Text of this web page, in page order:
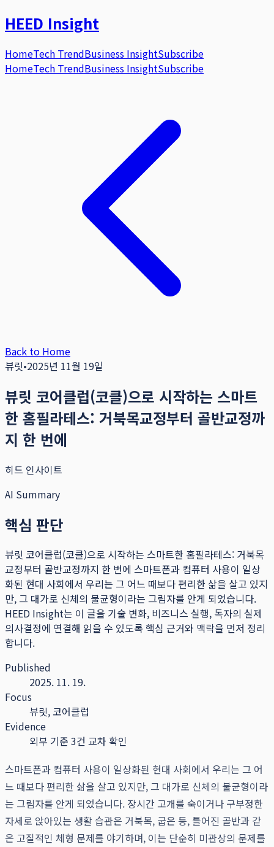
HEED Insight
HomeTech TrendBusiness InsightSubscribe
HomeTech TrendBusiness InsightSubscribe
Back to Home
뷰릿•2025년 11월 19일
뷰릿 코어클럽(코클)으로 시작하는 스마트
한 홈필라테스: 거북목교정부터 골반교정까
지 한 번에
히드 인사이트
AI Summary
핵심 판단
뷰릿 코어클럽(코클)으로 시작하는 스마트한 홈필라테스: 거북목
교정부터 골반교정까지 한 번에 스마트폰과 컴퓨터 사용이 일상
화된 현대 사회에서 우리는 그 어느 때보다 편리한 삶을 살고 있지
만, 그 대가로 신체의 불균형이라는 그림자를 안게 되었습니다.
HEED Insight는 이 글을 기술 변화, 비즈니스 실행, 독자의 실제
의사결정에 연결해 읽을 수 있도록 핵심 근거와 맥락을 먼저 정리
합니다.
Published
2025. 11. 19.
Focus
뷰릿, 코어클럽
Evidence
외부 기준 3건 교차 확인
스마트폰과 컴퓨터 사용이 일상화된 현대 사회에서 우리는 그 어
느 때보다 편리한 삶을 살고 있지만, 그 대가로 신체의 불균형이라
는 그림자를 안게 되었습니다. 장시간 고개를 숙이거나 구부정한
자세로 앉아있는 생활 습관은 거북목, 굽은 등, 틀어진 골반과 같
은 고질적인 체형 문제를 야기하며, 이는 단순히 미관상의 문제를